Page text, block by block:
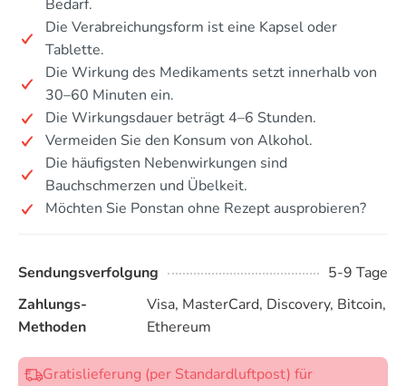
Bedarf.
Die Verabreichungsform ist eine Kapsel oder
Tablette.
Die Wirkung des Medikaments setzt innerhalb von
30–60 Minuten ein.
Die Wirkungsdauer beträgt 4–6 Stunden.
Vermeiden Sie den Konsum von Alkohol.
Die häufigsten Nebenwirkungen sind
Bauchschmerzen und Übelkeit.
Möchten Sie Ponstan ohne Rezept ausprobieren?
Sendungsverfolgung
5-9 Tage
Zahlungs-
Methoden
Visa, MasterCard, Discovery, Bitcoin,
Ethereum
Gratislieferung (per Standardluftpost) für